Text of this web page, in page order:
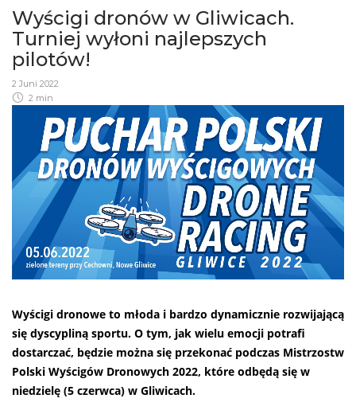
Wyścigi dronów w Gliwicach.
Turniej wyłoni najlepszych
pilotów!
2 Juni 2022
2 min
Wyścigi dronowe to młoda i bardzo dynamicznie rozwijającą
się dyscypliną sportu. O tym, jak wielu emocji potrafi
dostarczać, będzie można się przekonać podczas Mistrzostw
Polski Wyścigów Dronowych 2022, które odbędą się w
niedzielę (5 czerwca) w Gliwicach.